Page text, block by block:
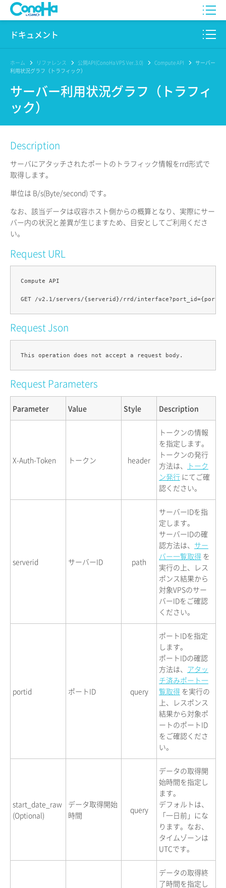
WING
AI Canvas
サービス一覧
サポート
ドキュメント
このサイトについて
プロダクト
リファレンス
ホーム リファレンス 公開API(ConoHa VPS Ver.3.0) Compute API
サーバー
利用状況グラフ（トラフィック）
サーバー利用状況グラフ（トラフィ
ック）
Description
サーバにアタッチされたポートのトラフィック情報をrrd形式で
取得します。
単位は B/s(Byte/second) です。
なお、該当データは収容ホスト側からの概算となり、実際にサー
バー内の状況と差異が生じますため、目安としてご利用くださ
い。
Request URL
Compute API
Request Json
Request Parameters
Parameter Value Style Description
X-Auth-Token トークン header
トークンの情報
を指定します。
トークンの発行
方法は、
トーク
ン発行 にてご確
認ください。
serverid サーバーID path
サーバーIDを指
定します。
サーバーIDの確
認方法は、 サー
バー一覧取得 を
実行の上、レス
ポンス結果から
対象VPSのサー
バーIDをご確認
ください。
portid ポートID query
ポートIDを指定
します。
ポートIDの確認
方法は、 アタッ
チ済みポート一
覧取得 を実行の
上、レスポンス
結果から対象ポ
ートのポートID
をご確認くださ
い。
start_date_raw
(Optional)
データ取得開始
時間
query
データの取得開
始時間を指定し
ます。
デフォルトは、
「一日前」にな
ります。なお、
タイムゾーンは
UTCです。
データの取得終
了時間を指定し